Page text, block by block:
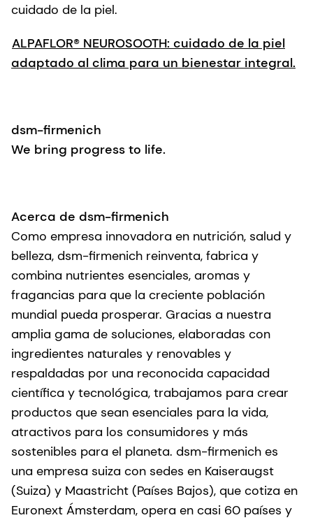
cuidado de la piel.
ALPAFLOR® NEUROSOOTH: cuidado de la piel
adaptado al clima para un bienestar integral.
dsm-firmenich
We bring progress to life.
Acerca de dsm-firmenich
Como empresa innovadora en nutrición, salud y
belleza, dsm-firmenich reinventa, fabrica y
combina nutrientes esenciales, aromas y
fragancias para que la creciente población
mundial pueda prosperar. Gracias a nuestra
amplia gama de soluciones, elaboradas con
ingredientes naturales y renovables y
respaldadas por una reconocida capacidad
científica y tecnológica, trabajamos para crear
productos que sean esenciales para la vida,
atractivos para los consumidores y más
sostenibles para el planeta. dsm-firmenich es
una empresa suiza con sedes en Kaiseraugst
(Suiza) y Maastricht (Países Bajos), que cotiza en
Euronext Ámsterdam, opera en casi 60 países y